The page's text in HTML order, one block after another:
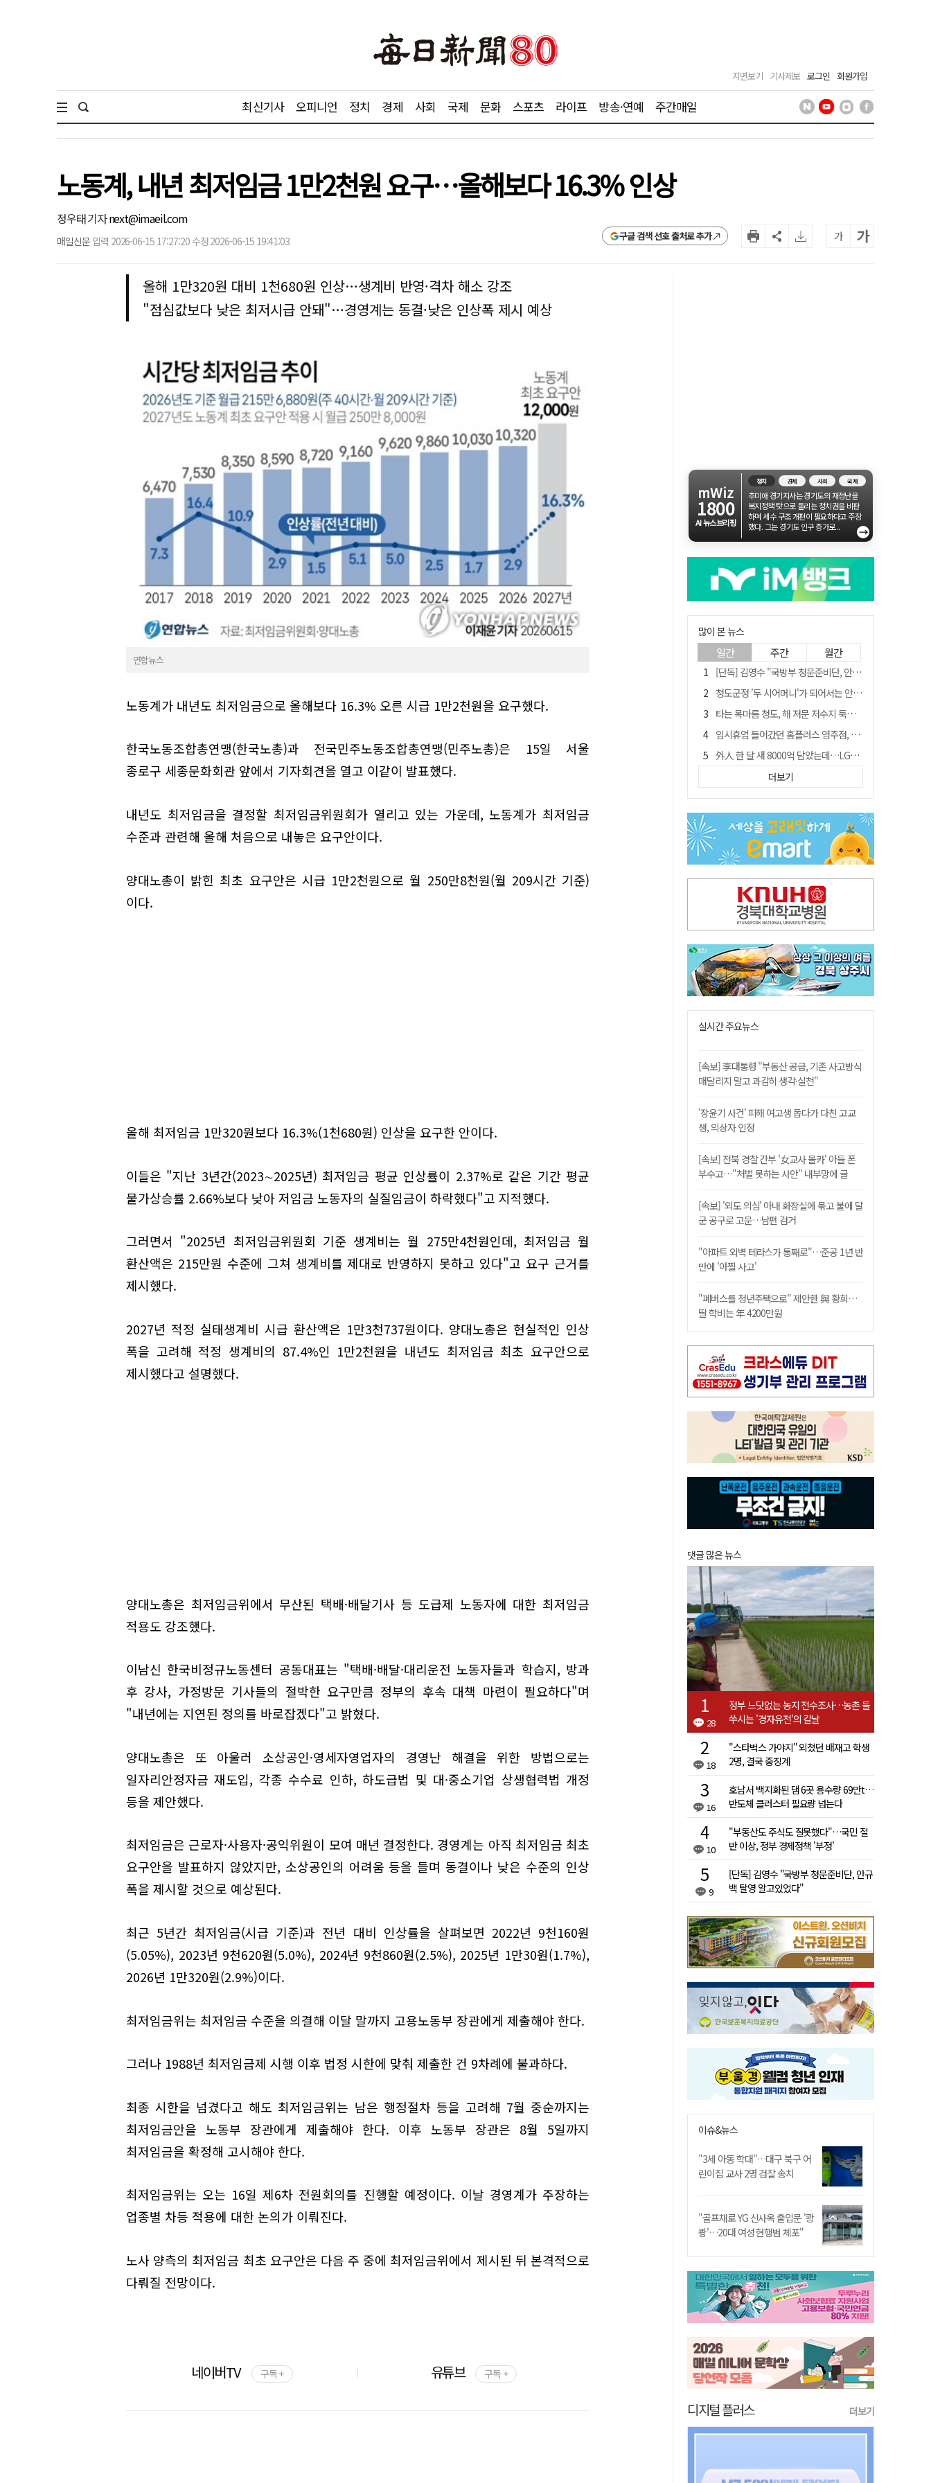
지면보기 기사제보 로그인 회원가입
최신기사 오피니언 정치 경제 사회 국제 문화 스포츠 라이프 방송·연예 주간매일
노동계, 내년 최저임금 1만2천원 요구…올해보다 16.3% 인상
정우태 기자next@imaeil.com
매일신문 입력 2026-06-15 17:27:20 수정 2026-06-15 19:41:03 구글 검색 선호 출처로 추가 가 가
올해 1만320원 대비 1천680원 인상…생계비 반영·격차 해소 강조
"점심값보다 낮은 최저시급 안돼"…경영계는 동결·낮은 인상폭 제시 예상
연합뉴스
노동계가 내년도 최저임금으로 올해보다 16.3% 오른 시급 1만2천원을 요구했다.
한국노동조합총연맹(한국노총)과 전국민주노동조합총연맹(민주노총)은 15일 서울
종로구 세종문화회관 앞에서 기자회견을 열고 이같이 발표했다.
내년도 최저임금을 결정할 최저임금위원회가 열리고 있는 가운데, 노동계가 최저임금
수준과 관련해 올해 처음으로 내놓은 요구안이다.
양대노총이 밝힌 최초 요구안은 시급 1만2천원으로 월 250만8천원(월 209시간 기준)
이다.
올해 최저임금 1만320원보다 16.3%(1천680원) 인상을 요구한 안이다.
이들은 "지난 3년간(2023∼2025년) 최저임금 평균 인상률이 2.37%로 같은 기간 평균
물가상승률 2.66%보다 낮아 저임금 노동자의 실질임금이 하락했다"고 지적했다.
그러면서 "2025년 최저임금위원회 기준 생계비는 월 275만4천원인데, 최저임금 월
환산액은 215만원 수준에 그쳐 생계비를 제대로 반영하지 못하고 있다"고 요구 근거를
제시했다.
2027년 적정 실태생계비 시급 환산액은 1만3천737원이다. 양대노총은 현실적인 인상
폭을 고려해 적정 생계비의 87.4%인 1만2천원을 내년도 최저임금 최초 요구안으로
제시했다고 설명했다.
양대노총은 최저임금위에서 무산된 택배·배달기사 등 도급제 노동자에 대한 최저임금
적용도 강조했다.
이남신 한국비정규노동센터 공동대표는 "택배·배달·대리운전 노동자들과 학습지, 방과
후 강사, 가정방문 기사들의 절박한 요구만큼 정부의 후속 대책 마련이 필요하다"며
"내년에는 지연된 정의를 바로잡겠다"고 밝혔다.
양대노총은 또 아울러 소상공인·영세자영업자의 경영난 해결을 위한 방법으로는
일자리안정자금 재도입, 각종 수수료 인하, 하도급법 및 대·중소기업 상생협력법 개정
등을 제안했다.
최저임금은 근로자·사용자·공익위원이 모여 매년 결정한다. 경영계는 아직 최저임금 최초
요구안을 발표하지 않았지만, 소상공인의 어려움 등을 들며 동결이나 낮은 수준의 인상
폭을 제시할 것으로 예상된다.
최근 5년간 최저임금(시급 기준)과 전년 대비 인상률을 살펴보면 2022년 9천160원
(5.05%), 2023년 9천620원(5.0%), 2024년 9천860원(2.5%), 2025년 1만30원(1.7%),
2026년 1만320원(2.9%)이다.
최저임금위는 최저임금 수준을 의결해 이달 말까지 고용노동부 장관에게 제출해야 한다.
그러나 1988년 최저임금제 시행 이후 법정 시한에 맞춰 제출한 건 9차례에 불과하다.
최종 시한을 넘겼다고 해도 최저임금위는 남은 행정절차 등을 고려해 7월 중순까지는
최저임금안을 노동부 장관에게 제출해야 한다. 이후 노동부 장관은 8월 5일까지
최저임금을 확정해 고시해야 한다.
최저임금위는 오는 16일 제6차 전원회의를 진행할 예정이다. 이날 경영계가 주장하는
업종별 차등 적용에 대한 논의가 이뤄진다.
노사 양측의 최저임금 최초 요구안은 다음 주 중에 최저임금위에서 제시된 뒤 본격적으로
다뤄질 전망이다.
네이버TV 구독 + 유튜브 구독 +
mWiz
1800
AI 뉴스브리핑
정치 경제 사회 국제
추미애 경기지사는 경기도의 재정난을
복지정책 탓으로 돌리는 정치권을 비판
하며 세수 구조 개편이 필요하다고 주장
했다. 그는 경기도 인구 증가로...
→
많이 본 뉴스
일간 주간 월간
[단독] 김영수 "국방부 청문준비단, 안규백 탈영 알고있었다"
청도군정 '두 시어머니'가 되어서는 안된다
타는 목마름 청도, 해 저문 저수지 둑에 군수가 서 있었다
임시휴업 들어갔던 홈플러스 영주점, 7일 영업 재개…지하 1층만 운영
外人 한 달 새 8000억 담았는데…LG이노텍 목표주가는 왜 엇갈릴까
신세계사이먼, 대구 아울렛 토지매매 계약 체결… 사업 본궤도
"상법개정해도 주주가 '봉'"…하이닉스 솔리다임 상장설에 술렁[개미와글와글]
이의준 전 경북도 새마을봉사과장, 제28대 울릉군 부군수 취임
정청래, 靑 겨냥... "신천지·레버리지·호남 반도체 겁박 사과하라"
더보기
실시간 주요뉴스
[속보] 李대통령 "부동산 공급, 기존 사고방식
매달리지 말고 과감히 생각·실천"
'장윤기 사건' 피해 여고생 돕다가 다친 고교
생, 의상자 인정
[속보] 전북 경찰 간부 '女교사 몰카' 아들 폰
부수고…"처벌 못하는 사안" 내부망에 글
[속보] '외도 의심' 아내 화장실에 묶고 불에 달
군 공구로 고문…남편 검거
"아파트 외벽 테라스가 통째로"…준공 1년 반
만에 '아찔 사고'
"폐버스를 청년주택으로" 제안한 與 황희…
딸 학비는 年 4200만원
댓글 많은 뉴스
28
정부 느닷없는 농지 전수조사…농촌 들
쑤시는 '경자유전'의 칼날
18
"스타벅스 가야지" 외쳤던 배재고 학생
2명, 결국 중징계
16
호남서 백지화된 댐 6곳 용수량 69만t…
반도체 클러스터 필요량 넘는다
10
"부동산도 주식도 잘못했다"…국민 절
반 이상, 정부 경제정책 '부정'
9
[단독] 김영수 "국방부 청문준비단, 안규
백 탈영 알고있었다"
이슈&뉴스
"3세 아동 학대"…대구 북구 어
린이집 교사 2명 검찰 송치
"골프채로 YG 신사옥 출입문 '쾅
쾅'…20대 여성 현행범 체포"
디지털 플러스 더보기